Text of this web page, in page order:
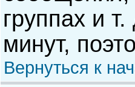
группах и
минут,
Вернуться к